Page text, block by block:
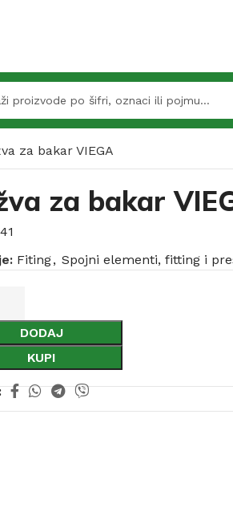
za bakar VIEGA
za bakar
Fiting, Spojni elementi, fitting i
DODAJ
KUPI